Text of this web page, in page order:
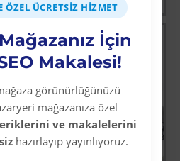
ÖZEL ÜCRETSIZ HIZMET
İçin
Makalesi!
mağaza görünürlüğünüzü
mağazanıza özel
ve makalelerini
hazırlayıp yayınlıyoruz.